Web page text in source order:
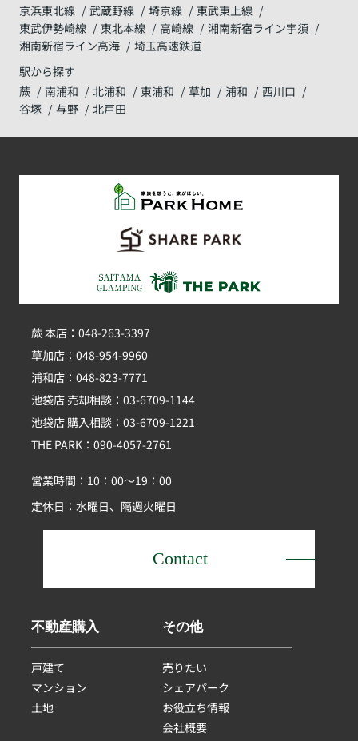
京浜東北線
武蔵野線 埼京線
東武東上線
東武伊勢崎線
東北本線 高崎線
湘南新宿ライン宇須
湘南新宿ライン高海
埼玉高速鉄道
駅から探す
蕨
南浦和 北浦和 東浦和 草加 浦和
西川口
谷塚
与野 北戸田
蕨 本店：048-263-3397
草加店：048-954-9960
浦和店：048-823-7771
池袋店 売却相談：03-6709-1144
池袋店 購入相談：03-6709-1221
THE PARK：090-4057-2761
営業時間：10：00～19：00
定休日：水曜日、隔週火曜日
Contact
不動産購入
戸建て
マンション
土地
その他
売りたい
シェアパーク
お役立ち情報
会社概要